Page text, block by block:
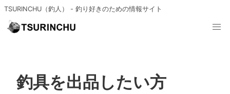
TSURINCHU（釣人） - 釣り好きのための情報サイト
釣具を出品したい方